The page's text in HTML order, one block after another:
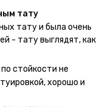
тату
тату и была очень
- тату выглядят, как
даже несмотря
выбор по
Заказывала сразу
до сих пор
стойкости не
хорошо и